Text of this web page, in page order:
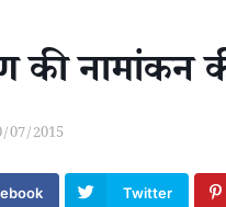
की नामांकन
07/2015
Twitter